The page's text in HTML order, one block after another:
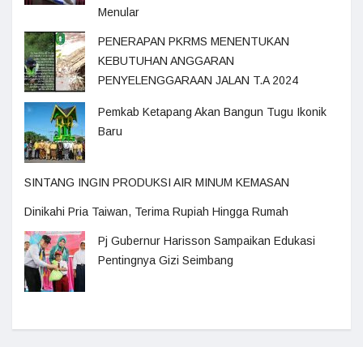
Menular
PENERAPAN PKRMS MENENTUKAN
KEBUTUHAN ANGGARAN
PENYELENGGARAAN JALAN T.A 2024
Pemkab Ketapang Akan Bangun Tugu Ikonik
Baru
SINTANG INGIN PRODUKSI AIR MINUM KEMASAN
Dinikahi Pria Taiwan, Terima Rupiah Hingga Rumah
Pj Gubernur Harisson Sampaikan Edukasi
Pentingnya Gizi Seimbang